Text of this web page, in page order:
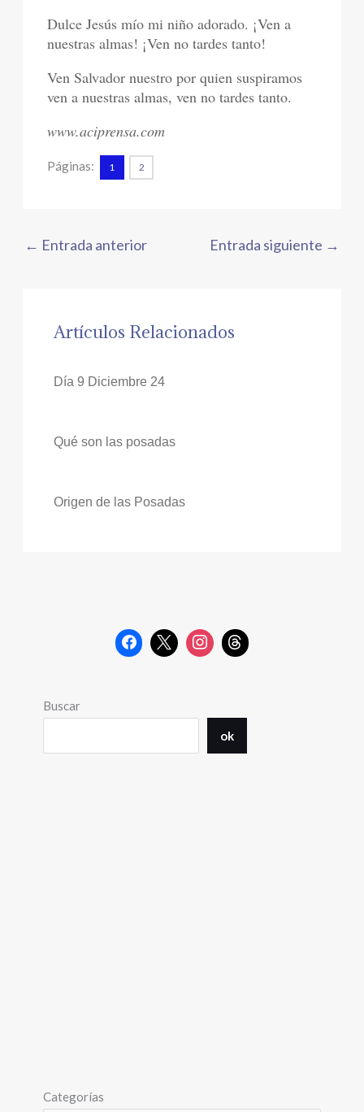
Dulce Jesús mío mi niño adorado. ¡Ven a
nuestras almas! ¡Ven no tardes tanto!
Ven Salvador nuestro por quien suspiramos
ven a nuestras almas, ven no tardes tanto.
www.aciprensa.com
Páginas: 1 2
← Entrada anterior Entrada siguiente →
Artículos Relacionados
Día 9 Diciembre 24
Qué son las posadas
Origen de las Posadas
Buscar
ok
Categorías